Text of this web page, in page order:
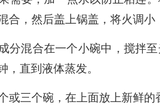
合，然后盖上锅盖，将火调小
分混合在一个小碗中，搅拌
，直到液体蒸发。
或三个碗，在上面放上新鲜的